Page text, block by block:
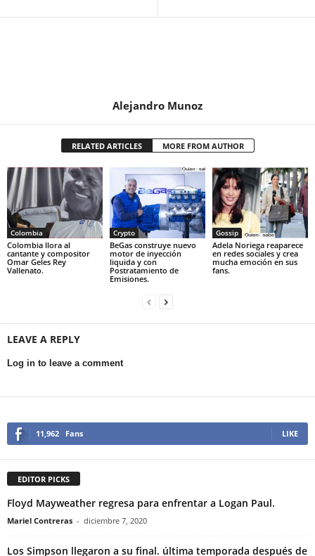
Alejandro Munoz
RELATED ARTICLES MORE FROM AUTHOR
Colombia
Colombia llora al
cantante y compositor
Omar Geles Rey
Vallenato.
Crypto
BeGas construye nuevo
motor de inyección
liquida y con
Postratamiento de
Emisiones.
Gossip
Adela Noriega reaparece
en redes sociales y crea
mucha emoción en sus
fans.
LEAVE A REPLY
Log in to leave a comment
11,962 Fans LIKE
EDITOR PICKS
Floyd Mayweather regresa para enfrentar a Logan Paul.
Mariel Contreras - diciembre 7, 2020
Los Simpson llegaron a su final. última temporada después de